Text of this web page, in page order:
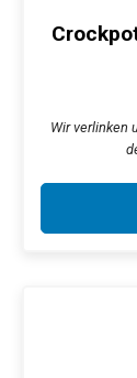
Wir verlinken